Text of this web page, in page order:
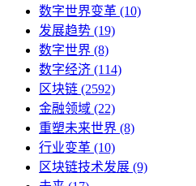
数字世界变革 (10)
发展趋势 (19)
数字世界 (8)
数字经济 (114)
区块链 (2592)
金融领域 (22)
重塑未来世界 (8)
行业变革 (10)
区块链技术发展 (9)